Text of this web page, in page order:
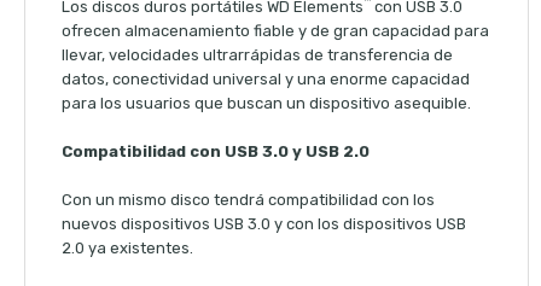
Los discos duros portátiles WD Elements
con USB 3.0
ofrecen almacenamiento fiable y de gran capacidad para
llevar, velocidades ultrarrápidas de transferencia de
datos, conectividad universal y una enorme capacidad
para los usuarios que buscan un dispositivo asequible.
Compatibilidad con USB 3.0 y USB 2.0
Con un mismo disco tendrá compatibilidad con los
nuevos dispositivos USB 3.0 y con los dispositivos USB
2.0 ya existentes.